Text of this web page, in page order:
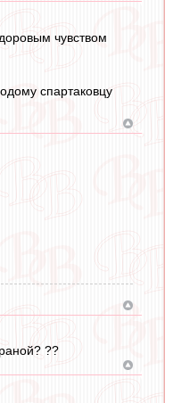
чувством
спартаковцу
??